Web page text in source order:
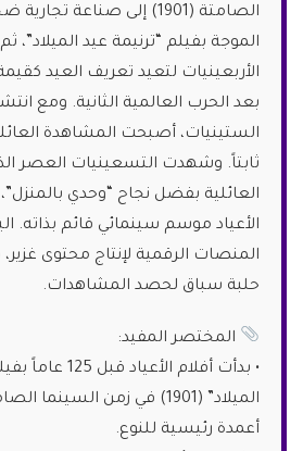
الصامتة (1901) إلى صناعة
الموجة بفيلم “ترنيمة عيد
الأربعينيات لتعيد تعريف العيد
بعد الحرب العالمية الثانية. ومع
الستينيات، أصبحت المشاهدة
ثابتاً. وشهدت التسعينيات العصر
العائلية بفضل نجاح “وحدي
الأعياد موسم سينمائي قائم بذاته.
المنصات الرقمية لإنتاج محتوى غزير،
حلبة سباق لحصد المشاهدات.
المختصر المفيد:
• بدأت أفلام
الميلاد” (1901) في زمن
أعمدة رئيسية للنوع.